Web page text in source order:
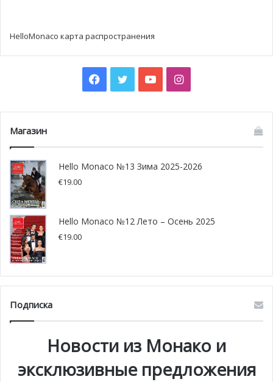
Monaco.
Фото: facebook.com/ pixabay
HelloMonaco карта распространения
Facebook
TwitterYouTubeInstagram
Магазин
Hello Monaco №13 Зима 2025-2026
€19.00
Hello Monaco №12 Лето – Осень 2025
€19.00
Подписка
Новости из Монако и
эксклюзивные предложения